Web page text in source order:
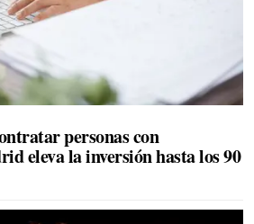
personas con
eleva la inversión hasta los 90